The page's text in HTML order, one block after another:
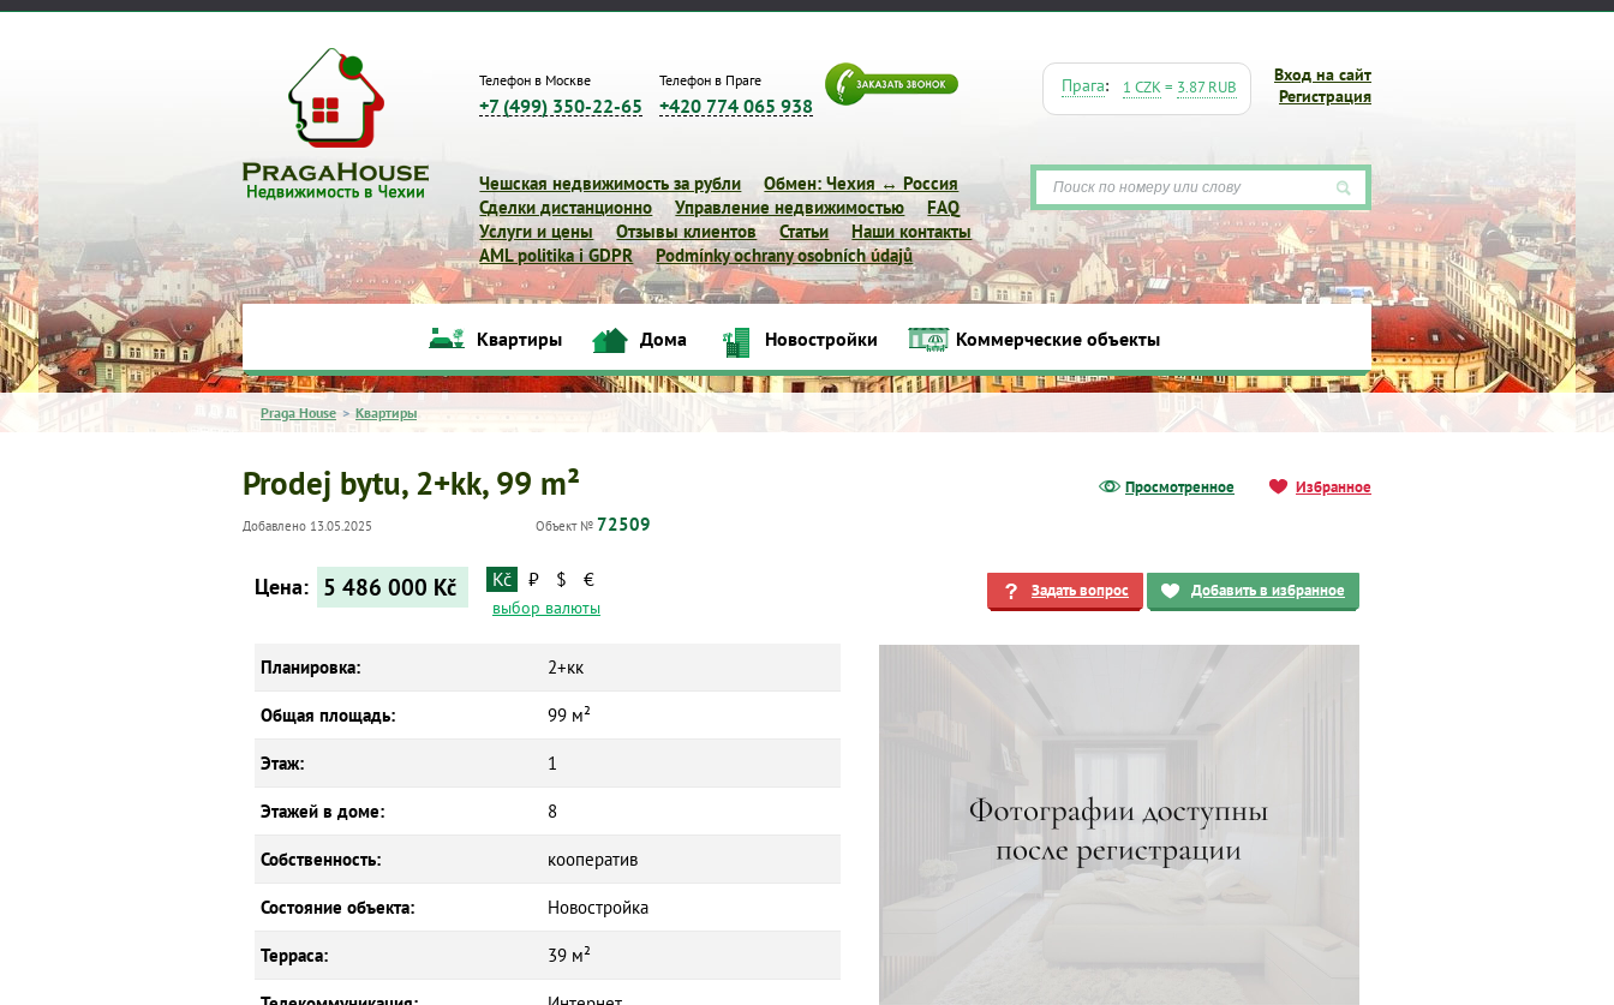
Телефон в Москве
+7 (499) 350-22-65
Телефон в Праге
+420 774 065 938
Вход на сайт
Регистрация
Прага: 1 CZK= 3.87 RUB
Чешская недвижимость за рубли
Обмен: Чехия ↔ Россия
Сделки дистанционно
Управление недвижимостью
FAQ
Услуги и цены
Отзывы клиентов Статьи
Наши контакты
AML politika i GDPR
Podmínky ochrany osobních údajů
Квартиры Дома Новостройки Коммерческие объекты
Квартиры Дома Новостройки Коммерческие объекты
Praga House > Квартиры
Просмотренное Избранное
Prodej bytu, 2+kk, 99 m²
Добавлено 13.05.2025 Объект № 72509
Задать вопрос Добавить в избранное
Цена: 5 486 000 Kč Kč ₽ $ €
выбор валюты
Планировка: 2+кк
Общая площадь: 99 м²
Этаж: 1
Этажей в доме: 8
Собственность: кооператив
Состояние объекта: Новостройка
Терраса: 39 м²